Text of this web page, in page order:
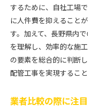
するために、自社工場
に人件費を抑えること
す。加えて、長野県内
を理解し、効率的な施
の要素を総合的に判断
配管工事を実現すること
業者比較の際に注